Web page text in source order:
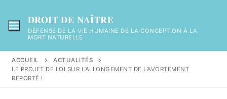
au
contenu
DROIT DE NAÎTRE
DÉFENSE DE LA VIE HUMAINE DE LA CONCEPTION À LA
MORT NATURELLE
ACCUEIL
ACTUALITÉS
LE PROJET DE LOI SUR L’ALLONGEMENT DE L’AVORTEMENT
REPORTÉ !